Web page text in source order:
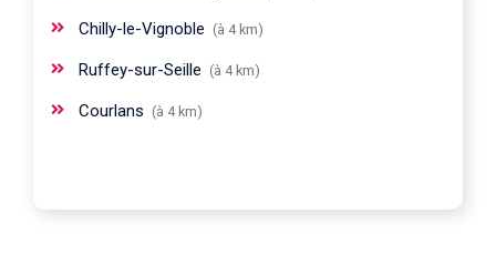
Chilly-le-Vignoble (à 4 km)
Ruffey-sur-Seille (à 4 km)
Courlans (à 4 km)